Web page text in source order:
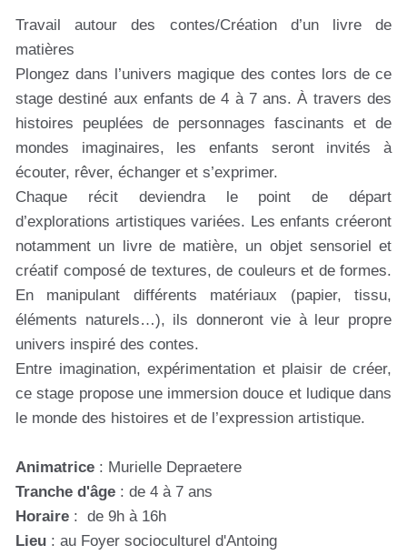
Travail autour des contes/Création d’un livre de
matières
Plongez dans l’univers magique des contes lors de ce
stage destiné aux enfants de 4 à 7 ans. À travers des
histoires peuplées de personnages fascinants et de
mondes imaginaires, les enfants seront invités à
écouter, rêver, échanger et s’exprimer.
Chaque récit deviendra le point de départ
d’explorations artistiques variées. Les enfants créeront
notamment un livre de matière, un objet sensoriel et
créatif composé de textures, de couleurs et de formes.
En manipulant différents matériaux (papier, tissu,
éléments naturels…), ils donneront vie à leur propre
univers inspiré des contes.
Entre imagination, expérimentation et plaisir de créer,
ce stage propose une immersion douce et ludique dans
le monde des histoires et de l’expression artistique.
Animatrice : Murielle Depraetere
Tranche d'âge : de 4 à 7 ans
Horaire : de 9h à 16h
Lieu : au Foyer socioculturel d'Antoing